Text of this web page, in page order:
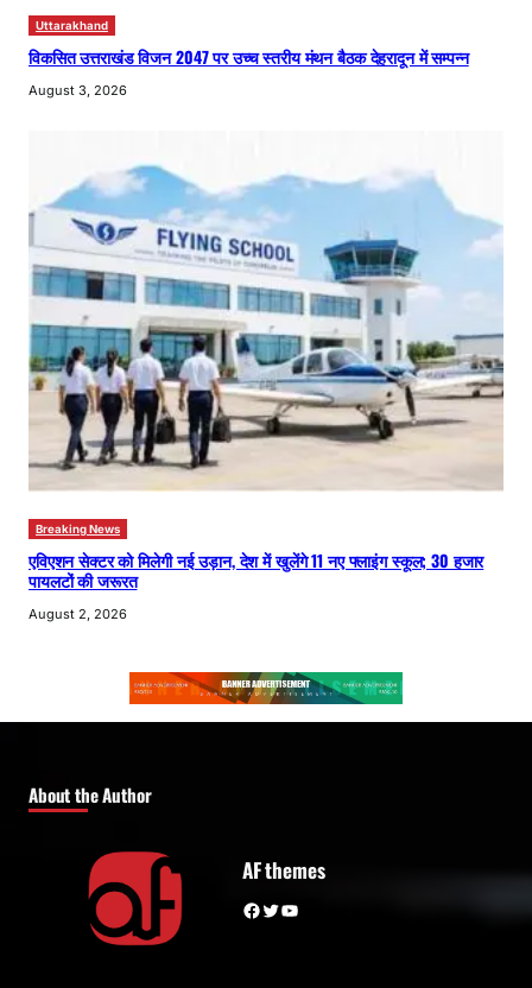
Uttarakhand
विकसित उत्तराखंड विजन 2047 पर उच्च स्तरीय मंथन बैठक देहरादून में सम्पन्न
August 3, 2026
Breaking News
एविएशन सेक्टर को मिलेगी नई उड़ान, देश में खुलेंगे 11 नए फ्लाइंग स्कूल; 30 हजार
पायलटों की जरूरत
August 2, 2026
About the Author
AF themes
Facebook Twitter YouTube